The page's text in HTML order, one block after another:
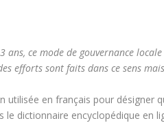
ce mode de gouvernance
efforts sont faits dans ce sens
utilisée en français pour désigner
le dictionnaire encyclopédique en